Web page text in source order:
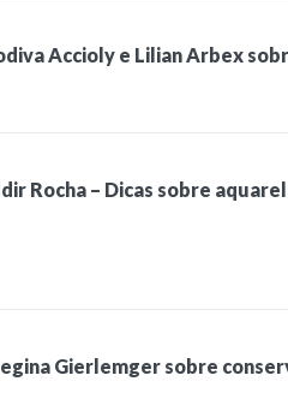
Accioly e Lilian Arbex
Rocha – Dicas sobre
Gierlemger sobre